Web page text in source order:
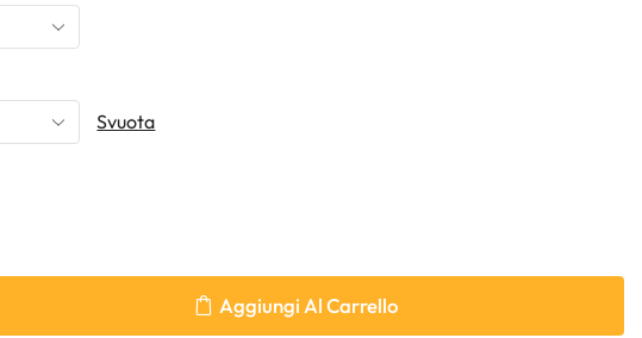
Svuota
Aggiungi Al Carrello